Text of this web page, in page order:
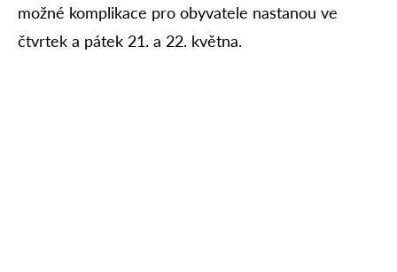
možné komplikace pro obyvatele nastanou ve
čtvrtek a pátek 21. a 22. května.